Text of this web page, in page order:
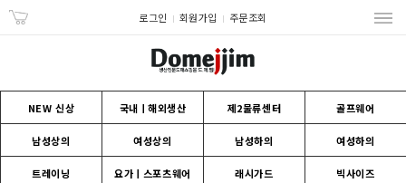
로그인 회원가입 주문조회
NEW 신상 국내ㅣ해외생산 제2물류센터 골프웨어
남성상의 여성상의 남성하의 여성하의
트레이닝 요가ㅣ스포츠웨어 래시가드 빅사이즈